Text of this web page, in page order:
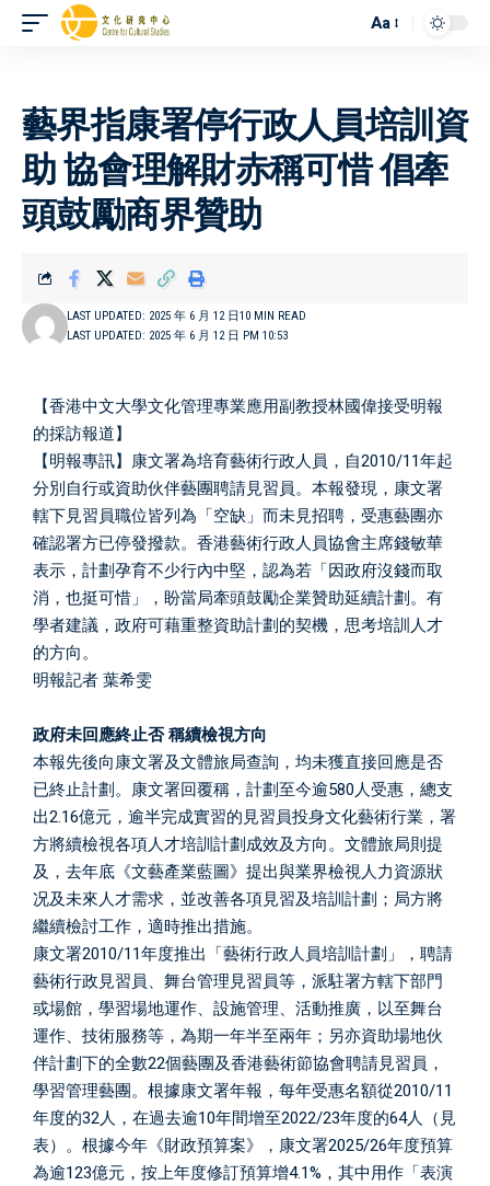
Aa
藝界指康署停行政人員培訓資
助 協會理解財赤稱可惜 倡牽
頭鼓勵商界贊助
LAST UPDATED: 2025 年 6 月 12 日 PM 10:53
LAST UPDATED: 2025 年 6 月 12 日10 MIN READ
【香港中文大學文化管理專業應用副教授林國偉接受明報
的採訪報道】
【明報專訊】康文署為培育藝術行政人員，自2010/11年起
分別自行或資助伙伴藝團聘請見習員。本報發現，康文署
轄下見習員職位皆列為「空缺」而未見招聘，受惠藝團亦
確認署方已停發撥款。香港藝術行政人員協會主席錢敏華
表示，計劃孕育不少行內中堅，認為若「因政府沒錢而取
消，也挺可惜」，盼當局牽頭鼓勵企業贊助延續計劃。有
學者建議，政府可藉重整資助計劃的契機，思考培訓人才
的方向。
明報記者 葉希雯
政府未回應終止否 稱續檢視方向
本報先後向康文署及文體旅局查詢，均未獲直接回應是否
已終止計劃。康文署回覆稱，計劃至今逾580人受惠，總支
出2.16億元，逾半完成實習的見習員投身文化藝術行業，署
方將續檢視各項人才培訓計劃成效及方向。文體旅局則提
及，去年底《文藝產業藍圖》提出與業界檢視人力資源狀
况及未來人才需求，並改善各項見習及培訓計劃；局方將
繼續檢討工作，適時推出措施。
康文署2010/11年度推出「藝術行政人員培訓計劃」，聘請
藝術行政見習員、舞台管理見習員等，派駐署方轄下部門
或場館，學習場地運作、設施管理、活動推廣，以至舞台
運作、技術服務等，為期一年半至兩年；另亦資助場地伙
伴計劃下的全數22個藝團及香港藝術節協會聘請見習員，
學習管理藝團。根據康文署年報，每年受惠名額從2010/11
年度的32人，在過去逾10年間增至2022/23年度的64人（見
表）。根據今年《財政預算案》，康文署2025/26年度預算
為逾123億元，按上年度修訂預算增4.1%，其中用作「表演